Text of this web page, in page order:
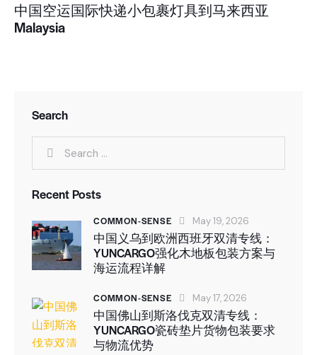
中国空运国际快递小包裹灯具到马来西亚
Malaysia
Search
Recent Posts
COMMON-SENSE May 19, 2026
中国义乌到欧洲西班牙双清专线：
YUNCARGO强化木地板包装方案与
海运流程详解
COMMON-SENSE May 17, 2026
中国佛山到斯洛伐克双清专线：
YUNCARGO瓷砖垫片货物包装要求
与物流优势